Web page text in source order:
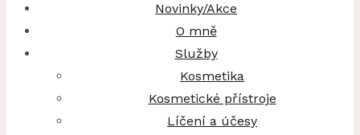
Novinky/Akce
O mně
Služby
Kosmetika
Kosmetické přístroje
Líčení a účesy